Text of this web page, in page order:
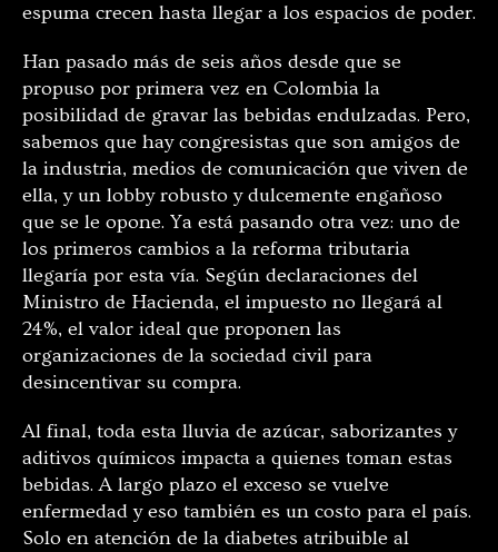
espuma crecen hasta llegar a los espacios de poder.
Han pasado más de seis años desde que se
propuso por primera vez en Colombia la
posibilidad de gravar las bebidas endulzadas. Pero,
sabemos que hay congresistas que son amigos de
la industria, medios de comunicación que viven de
ella, y un lobby robusto y dulcemente engañoso
que se le opone. Ya está pasando otra vez: uno de
los primeros cambios a la reforma tributaria
llegaría por esta vía. Según declaraciones del
Ministro de Hacienda, el impuesto no llegará al
24%, el valor ideal que proponen las
organizaciones de la sociedad civil para
desincentivar su compra.
Al final, toda esta lluvia de azúcar, saborizantes y
aditivos químicos impacta a quienes toman estas
bebidas. A largo plazo el exceso se vuelve
enfermedad y eso también es un costo para el país.
Solo en atención de la diabetes atribuible al